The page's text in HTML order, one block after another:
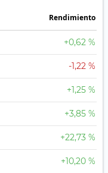
Rendimiento
+0,62 %
-1,22 %
+1,25 %
+3,85 %
+22,73 %
+10,20 %